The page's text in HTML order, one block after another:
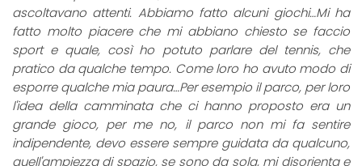
ascoltavano attenti. Abbiamo fatto alcuni giochi…Mi ha
fatto molto piacere che mi abbiano chiesto se faccio
sport e quale, così ho potuto parlare del tennis, che
pratico da qualche tempo. Come loro ho avuto modo di
esporre qualche mia paura…Per esempio il parco, per loro
l'idea della camminata che ci hanno proposto era un
grande gioco, per me no, il parco non mi fa sentire
indipendente, devo essere sempre guidata da qualcuno,
quell'ampiezza di spazio, se sono da sola, mi disorienta e